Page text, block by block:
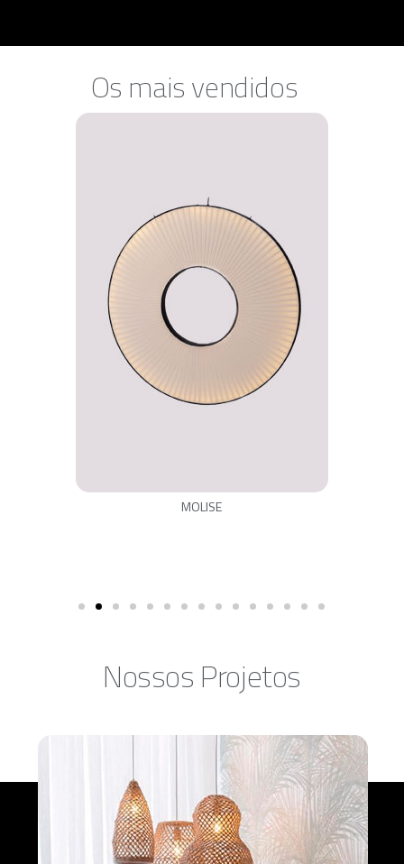
Os mais vendidos
MOLISE
Nossos Projetos​